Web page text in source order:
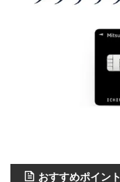
おすすめポイント